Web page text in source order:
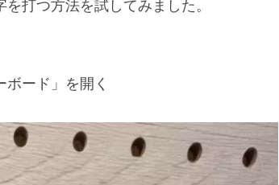
打つ方法を試してみました。
ード」を開く